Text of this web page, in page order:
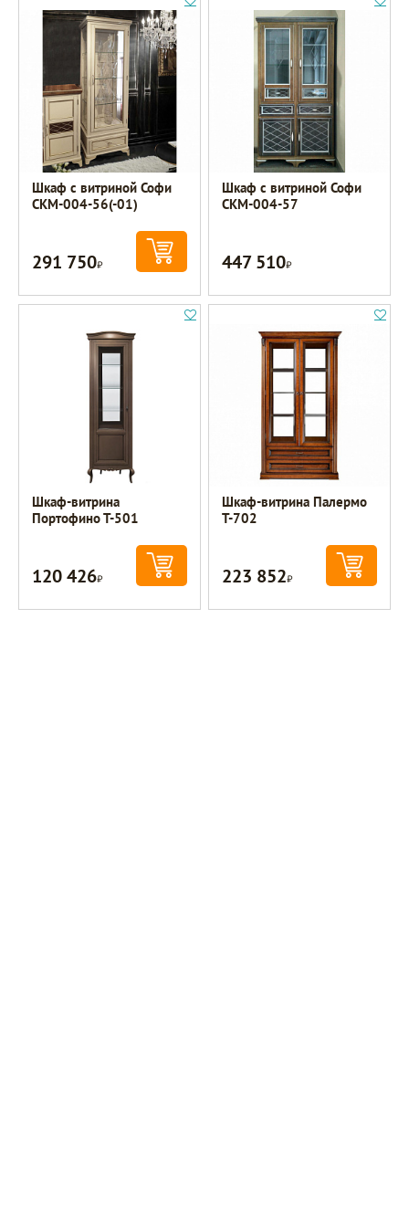
Шкаф с витриной Софи
СКМ-004-56(-01)
291 750Р
Шкаф с витриной Софи
СКМ-004-57
447 510Р
Шкаф-витрина
Портофино Т-501
120 426Р
Шкаф-витрина Палермо
Т-702
223 852Р